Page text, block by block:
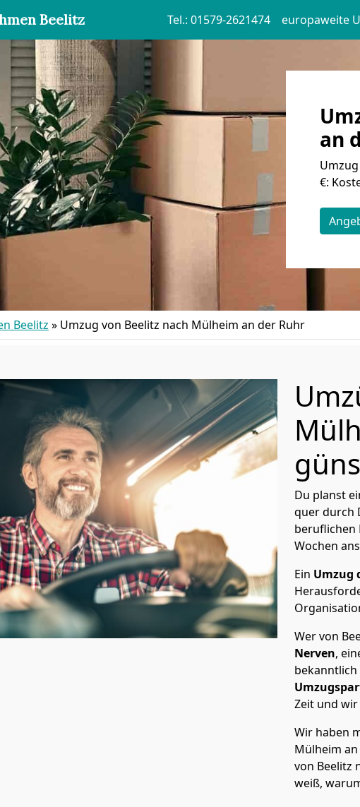
Beelitz Tel.: 01579-2621474 europaweite
an
€:
Beelitz » Umzug von Beelitz nach Mülheim an der Ruhr
Du planst
quer durch
beruflichen
Wochen
Ein Umzug
Wer von
Nerven,
Zeit und
Wir haben
Mülheim
von Beelitz
weiß,